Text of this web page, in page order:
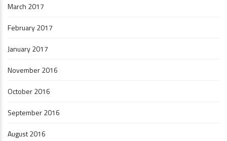
March 2017
February 2017
January 2017
November 2016
October 2016
September 2016
August 2016